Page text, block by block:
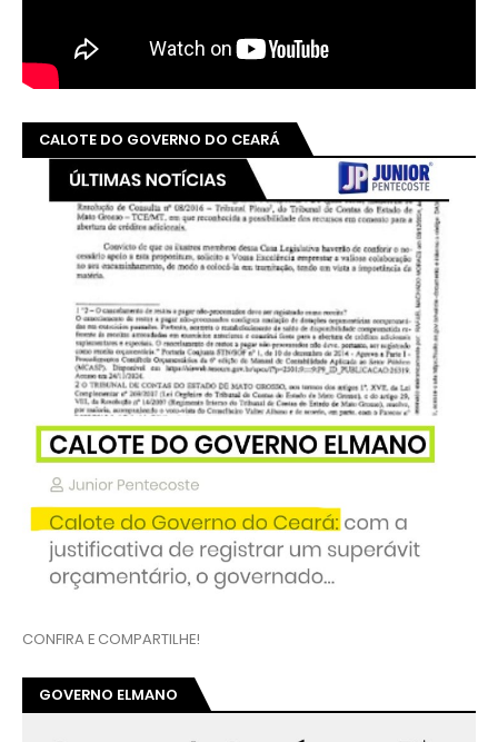
CALOTE DO GOVERNO DO CEARÁ
CONFIRA E COMPARTILHE!
GOVERNO ELMANO